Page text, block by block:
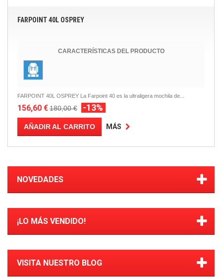
FARPOINT 40L OSPREY
CARACTERÍSTICAS DEL PRODUCTO
FARPOINT 40L OSPREY La Farpoint 40 es la ultraligera mochila de...
156,60 €180,00 € -13%
AÑADIR AL CARRITO MÁS
NOVEDADES
¡LO MÁS VENDIDO!
VISITA NUESTRO BLOG